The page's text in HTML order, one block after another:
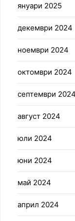
януари 2025
декември 2024
ноември 2024
октомври 2024
септември 2024
август 2024
юли 2024
юни 2024
май 2024
април 2024